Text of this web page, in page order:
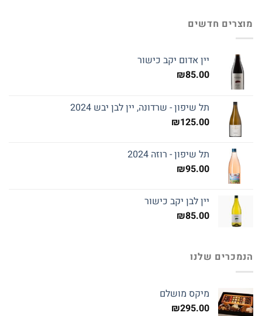
מוצרים חדשים
יין אדום יקב כישור
₪85.00
תל שיפון - שרדונה, יין לבן יבש 2024
₪125.00
תל שיפון - רוזה 2024
₪95.00
יין לבן יקב כישור
₪85.00
הנמכרים שלנו
מיקס מושלם
₪295.00